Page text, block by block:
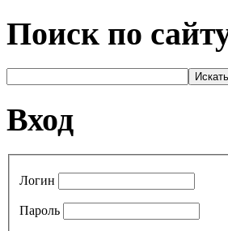
Поиск по
Вход
Логин
Пароль